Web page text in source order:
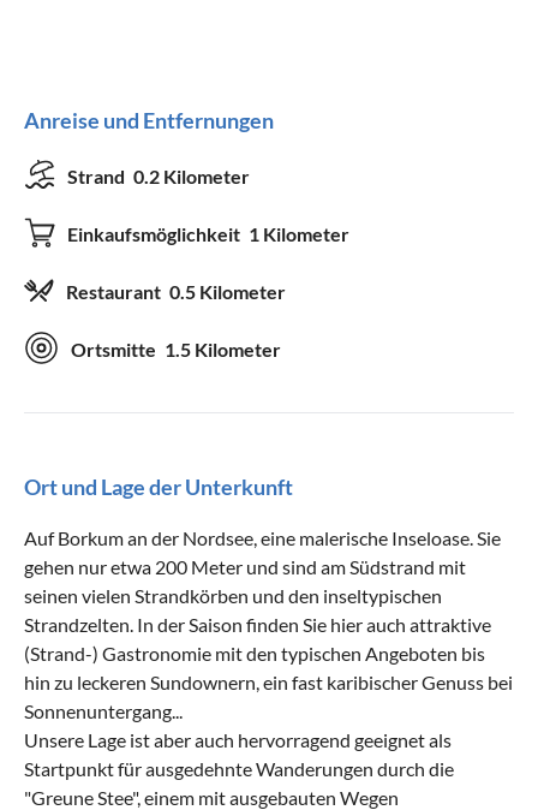
Anreise und Entfernungen
Strand 0.2 Kilometer
Einkaufsmöglichkeit 1 Kilometer
Restaurant 0.5 Kilometer
Ortsmitte 1.5 Kilometer
Ort und Lage der Unterkunft
Auf Borkum an der Nordsee, eine malerische Inseloase. Sie
gehen nur etwa 200 Meter und sind am Südstrand mit
seinen vielen Strandkörben und den inseltypischen
Strandzelten. In der Saison finden Sie hier auch attraktive
(Strand-) Gastronomie mit den typischen Angeboten bis
hin zu leckeren Sundownern, ein fast karibischer Genuss bei
Sonnenuntergang...
Unsere Lage ist aber auch hervorragend geeignet als
Startpunkt für ausgedehnte Wanderungen durch die
"Greune Stee", einem mit ausgebauten Wegen